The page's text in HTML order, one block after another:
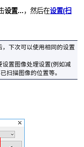
设置... ，然后在设置(扫
，下次可以使用相同的设置
设置图像处理设置(例如减
扫描图像的位置等。